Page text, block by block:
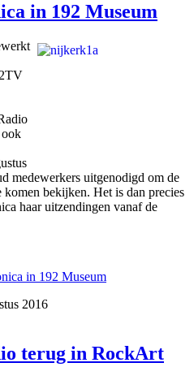
in 192 Museum
medewerkers uitgenodigd om de
bekijken. Het is dan precies
haar uitzendingen vanaf de
in 192 Museum
2016
terug in RockArt